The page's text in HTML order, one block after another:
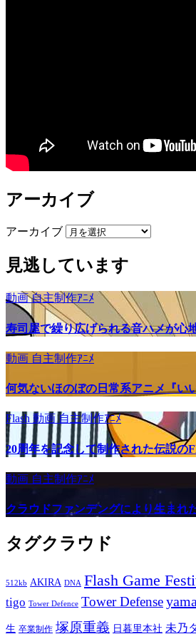
アーカイブ
アーカイブ
見逃しています
動画自主制作ｱﾆﾒ
寿司屋で繰り広げられる音ハメが心
動画 自主制作ｱﾆﾒ
何気ないほのぼの日常系アニメ『い
Flash 動画自主制作ｱﾆﾒ
20周年を記念して制作された伝説の
動画 自主制作ｱﾆﾒ
クラウドファンデングにより生まれ
タグクラウド
512kb AKIRA DNA Flash Game
tigo Tower Defence Tower Defense
生 卒業制作 塚原重義 日暮里本社 未乃